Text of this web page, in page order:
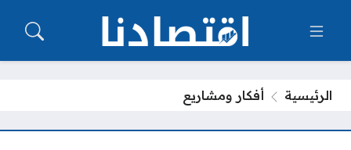
الرئيسية أفكار ومشاريع